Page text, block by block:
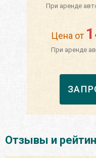
При аренде
Цена от
При аренде
Отзывы и